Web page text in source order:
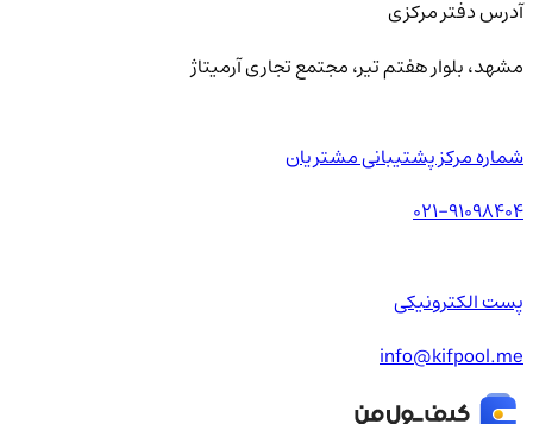
آدرس دفتر مرکزی
مشهد، بلوار هفتم تیر، مجتمع تجاری آرمیتاژ
شماره مرکز پشتیبانی مشتریان
021-91098404
پست الکترونیکی
info@kifpool.me